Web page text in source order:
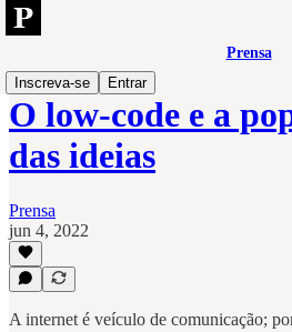
Prensa
Inscreva-se
Entrar
O low-code e a
das ideias
Prensa
jun 4, 2022
‎A internet é veículo de comunicação;